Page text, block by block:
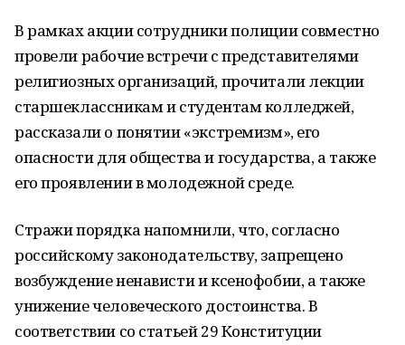
В рамках акции сотрудники полиции совместно
провели рабочие встречи с представителями
религиозных организаций, прочитали лекции
старшеклассникам и студентам колледжей,
рассказали о понятии «экстремизм», его
опасности для общества и государства, а также
его проявлении в молодежной среде.
Стражи порядка напомнили, что, согласно
российскому законодательству, запрещено
возбуждение ненависти и ксенофобии, а также
унижение человеческого достоинства. В
соответствии со статьей 29 Конституции